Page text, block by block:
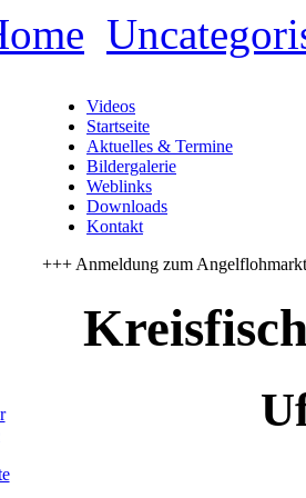
Videos
Startseite
Aktuelles & Termine
Bildergalerie
Weblinks
Downloads
Kontakt
+++ Anmeldung zum